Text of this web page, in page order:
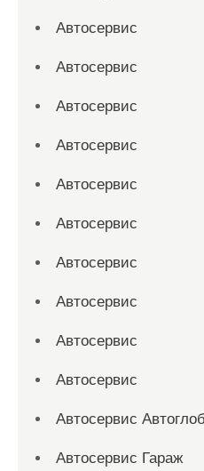
Автосервис
Автосервис
Автосервис
Автосервис
Автосервис
Автосервис
Автосервис
Автосервис
Автосервис
Автосервис
Автосервис
Автосервис Гараж